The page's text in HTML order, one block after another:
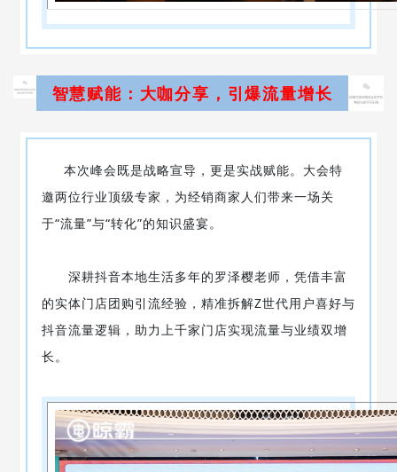
智慧赋能：大咖分享，引爆流量增长
本次峰会既是战略宣导，更是实战赋能。大会特
邀两位行业顶级专家，为经销商家人们带来一场关
于“流量”与“转化”的知识盛宴。
深耕抖音本地生活多年的罗泽樱老师，凭借丰富
的实体门店团购引流经验，精准拆解Z世代用户喜好与
抖音流量逻辑，助力上千家门店实现流量与业绩双增
长。